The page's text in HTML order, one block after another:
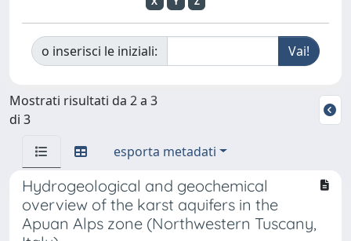
o inserisci le iniziali:
Mostrati risultati da 2 a 3
di 3
esporta metadati
Hydrogeological and geochemical
overview of the karst aquifers in the
Apuan Alps zone (Northwestern Tuscany,